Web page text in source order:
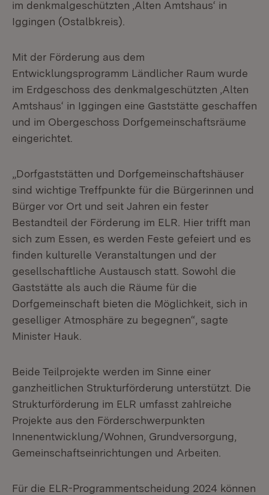
im denkmalgeschützten ‚Alten Amtshaus‘ in
Iggingen (Ostalbkreis).
Mit der Förderung aus dem
Entwicklungsprogramm Ländlicher Raum wurde
im Erdgeschoss des denkmalgeschützten ‚Alten
Amtshaus‘ in Iggingen eine Gaststätte geschaffen
und im Obergeschoss Dorfgemeinschaftsräume
eingerichtet.
„Dorfgaststätten und Dorfgemeinschaftshäuser
sind wichtige Treffpunkte für die Bürgerinnen und
Bürger vor Ort und seit Jahren ein fester
Bestandteil der Förderung im ELR. Hier trifft man
sich zum Essen, es werden Feste gefeiert und es
finden kulturelle Veranstaltungen und der
gesellschaftliche Austausch statt. Sowohl die
Gaststätte als auch die Räume für die
Dorfgemeinschaft bieten die Möglichkeit, sich in
geselliger Atmosphäre zu begegnen“, sagte
Minister Hauk.
Beide Teilprojekte werden im Sinne einer
ganzheitlichen Strukturförderung unterstützt. Die
Strukturförderung im ELR umfasst zahlreiche
Projekte aus den Förderschwerpunkten
Innenentwicklung/Wohnen, Grundversorgung,
Gemeinschaftseinrichtungen und Arbeiten.
Für die ELR-Programmentscheidung 2024 können